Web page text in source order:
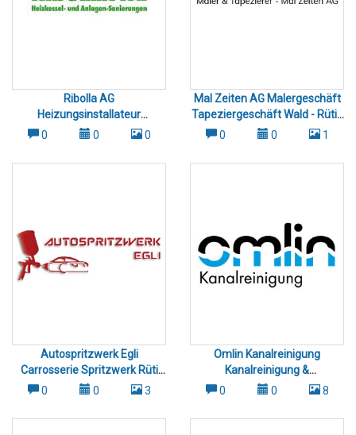
Ribolla AG
Heizungsinstallateur
Heizungssanierung
Wald
0 0 0
Mal Zeiten AG Malergeschäft
Tapeziergeschäft Wald - Rüti -
Dürnten
0 0 1
Autospritzwerk Egli
Carrosserie Spritzwerk Rüti
Dürnten Wald
0 0 3
Omlin Kanalreinigung
Kanalreinigung &
Rohrreinigung Gossau
0 0 8